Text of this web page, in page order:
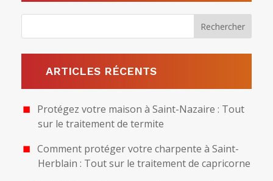
ARTICLES RÉCENTS
Protégez votre maison à Saint-Nazaire : Tout
sur le traitement de termite
Comment protéger votre charpente à Saint-
Herblain : Tout sur le traitement de capricorne